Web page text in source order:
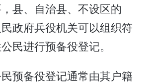
县、自治县、不设区的
政府兵役机关可以组织符
民进行预备役登记。
预备役登记通常由其户籍